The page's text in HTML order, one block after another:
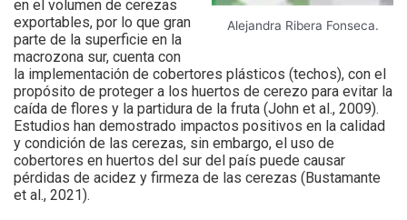
Alejandra Ribera Fonseca.
en el volumen de cerezas
exportables, por lo que gran
parte de la superficie en la
macrozona sur, cuenta con
la implementación de cobertores plásticos (techos), con el
propósito de proteger a los huertos de cerezo para evitar la
caída de flores y la partidura de la fruta (John et al., 2009).
Estudios han demostrado impactos positivos en la calidad
y condición de las cerezas, sin embargo, el uso de
cobertores en huertos del sur del país puede causar
pérdidas de acidez y firmeza de las cerezas (Bustamante
et al., 2021).